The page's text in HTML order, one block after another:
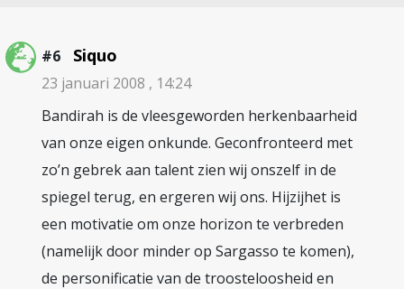
#6 Siquo
23 januari 2008 , 14:24
Bandirah is de vleesgeworden herkenbaarheid
van onze eigen onkunde. Geconfronteerd met
zo’n gebrek aan talent zien wij onszelf in de
spiegel terug, en ergeren wij ons. Hijzijhet is
een motivatie om onze horizon te verbreden
(namelijk door minder op Sargasso te komen),
de personificatie van de troosteloosheid en